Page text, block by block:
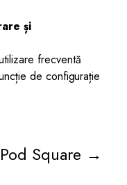
și
frecventă
de configurație
Square →